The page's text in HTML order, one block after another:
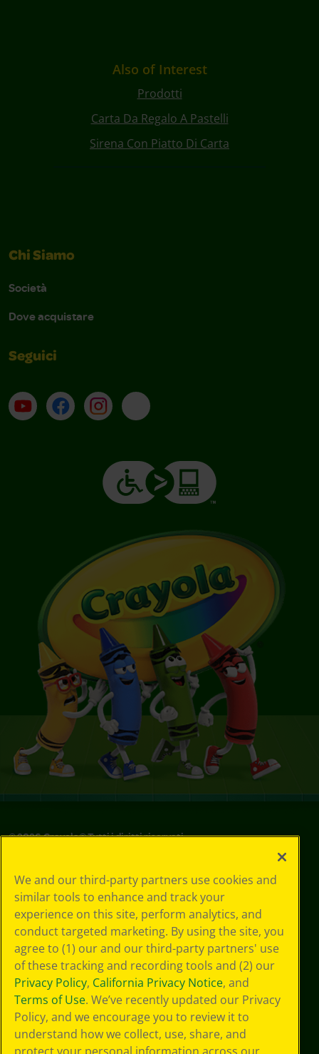
Also of Interest
Prodotti
Carta Da Regalo A Pastelli
Sirena Con Piatto Di Carta
Chi Siamo
Società
Dove acquistare
Seguici
Su YouTube
ContattiProfilo Instagram
Email
©2026Crayola® Tutti i diritti riservati.
in materia di
privacy
Informativa sulla
privacy
Termini SMS
GDPR
Informativa sulla
privacy di CA
Technologies
Preferenze cookie
Condizioni d'uso
Accessibilità web
We and our third-party partners use cookies and
similar tools to enhance and track your
experience on this site, perform analytics, and
conduct targeted marketing. By using the site, you
agree to (1) our and our third-party partners' use
of these tracking and recording tools and (2) our
Privacy Policy, California Privacy Notice, and
Terms of Use. We’ve recently updated our Privacy
Policy, and we encourage you to review it to
understand how we collect, use, share, and